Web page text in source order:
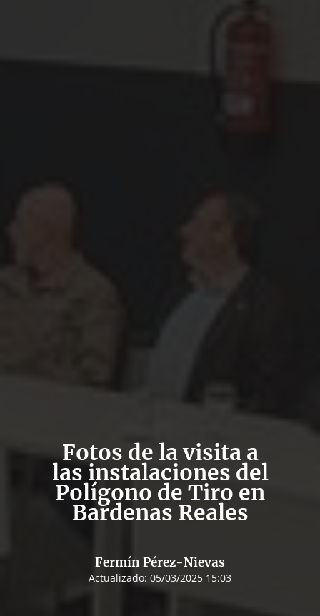
Fotos de la visita a
las instalaciones del
Polígono de Tiro en
Bardenas Reales
Fermín Pérez-Nievas
Actualizado: 05/03/2025 15:03